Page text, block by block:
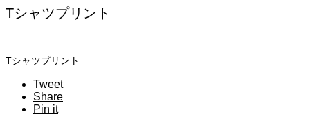
Tシャツプリント
Tシャツプリント
Tweet
Share
Pin it